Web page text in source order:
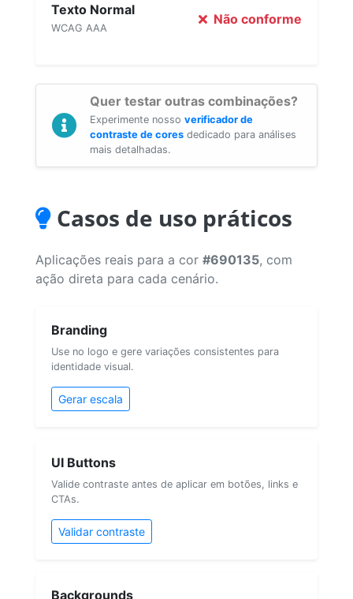
Texto Normal
WCAG AAA
Não conforme
Quer testar outras combinações?
Experimente nosso verificador de
contraste de cores dedicado para análises
mais detalhadas.
Casos de uso práticos
Aplicações reais para a cor #690135, com
ação direta para cada cenário.
Branding
Use no logo e gere variações consistentes para
identidade visual.
Gerar escala
UI Buttons
Valide contraste antes de aplicar em botões, links e
CTAs.
Validar contraste
Backgrounds